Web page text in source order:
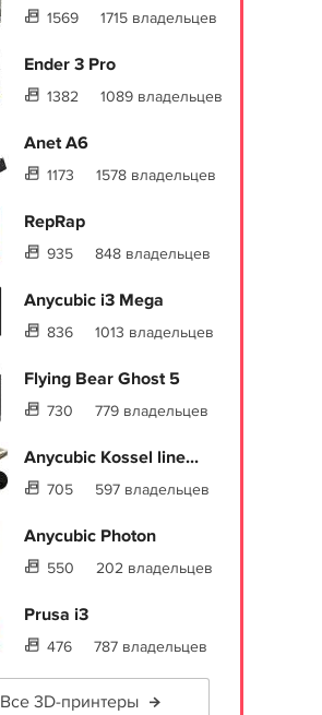
1569 1715 владельцев
Ender 3 Pro
1382 1089 владельцев
Anet A6
1173 1578 владельцев
RepRap
935 848 владельцев
Anycubic i3 Mega
836 1013 владельцев
Flying Bear Ghost 5
730 779 владельцев
Anycubic Kossel line...
705 597 владельцев
Anycubic Photon
550 202 владельцев
Prusa i3
476 787 владельцев
Все 3D-принтеры